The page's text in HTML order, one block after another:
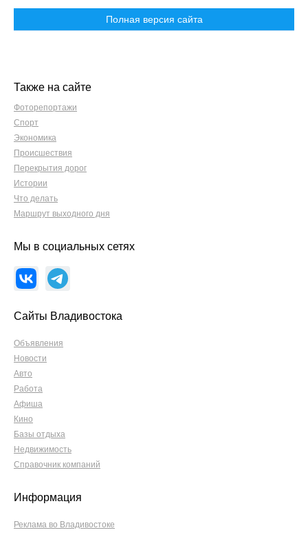
Полная версия сайта
Также на сайте
Фоторепортажи
Спорт
Экономика
Происшествия
Перекрытия дорог
Истории
Что делать
Маршрут выходного дня
Мы в социальных сетях
Сайты Владивостока
Объявления
Новости
Авто
Работа
Афиша
Кино
Базы отдыха
Недвижимость
Справочник компаний
Информация
Реклама во Владивостоке